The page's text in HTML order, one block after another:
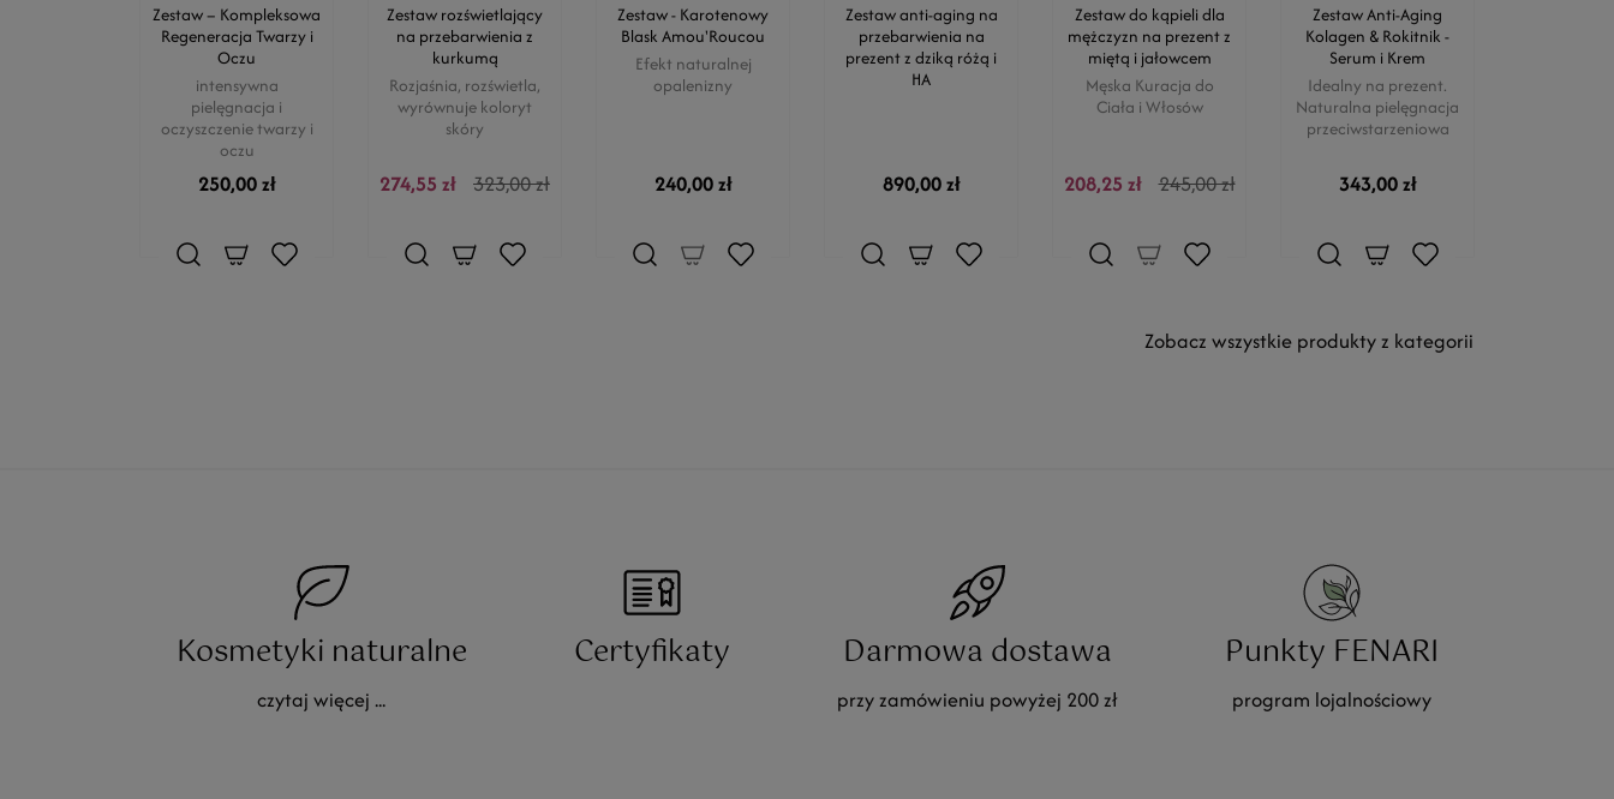
Zestaw – Kompleksowa
Regeneracja Twarzy i
Oczu
intensywna
pielęgnacja i
oczyszczenie twarzy i
oczu
250,00 zł
Zestaw rozświetlający
na przebarwienia z
kurkumą
Rozjaśnia, rozświetla,
wyrównuje koloryt
skóry
274,55 zł 323,00 zł
Zestaw - Karotenowy
Blask Amou'Roucou
Efekt naturalnej
opalenizny
240,00 zł
Zestaw anti-aging na
przebarwienia na
prezent z dziką różą i
HA
890,00 zł
Zestaw do kąpieli dla
mężczyzn na prezent z
miętą i jałowcem
Męska Kuracja do
Ciała i Włosów
208,25 zł 245,00 zł
Zestaw Anti-Aging
Kolagen & Rokitnik -
Serum i Krem
Idealny na prezent.
Naturalna pielęgnacja
przeciwstarzeniowa
343,00 zł
Zobacz wszystkie produkty z kategorii
Kosmetyki naturalne
czytaj więcej ...
Certyfikaty Darmowa dostawa
przy zamówieniu powyżej 200 zł
Punkty FENARI
program lojalnościowy